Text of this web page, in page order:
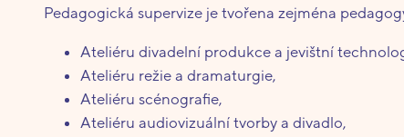
Pedagogická supervize je tvořena zejména
Ateliéru divadelní produkce a jevištní
Ateliéru režie a dramaturgie,
Ateliéru scénografie,
Ateliéru audiovizuální tvorby a divadlo,